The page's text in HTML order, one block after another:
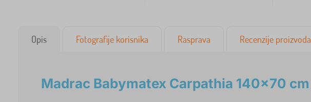
Opis Fotografije korisnika Rasprava Recenzije proizvoda
Madrac Babymatex Carpathia 140x70 cm